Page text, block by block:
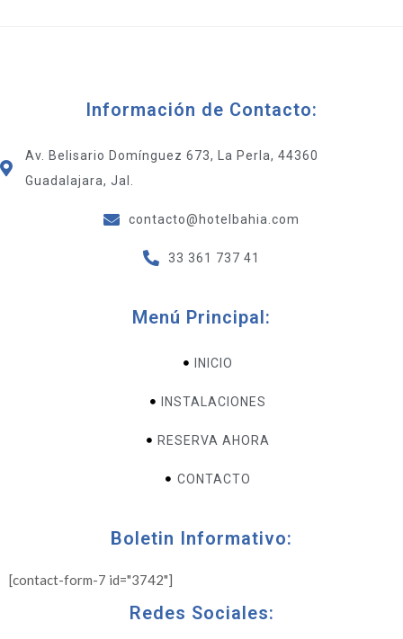
Información de Contacto:
Av. Belisario Domínguez 673, La Perla, 44360
Guadalajara, Jal.
contacto@hotelbahia.com
33 361 737 41
Menú Principal:
INICIO
INSTALACIONES
RESERVA AHORA
CONTACTO
Boletin Informativo:
[contact-form-7 id="3742"]
Redes Sociales: